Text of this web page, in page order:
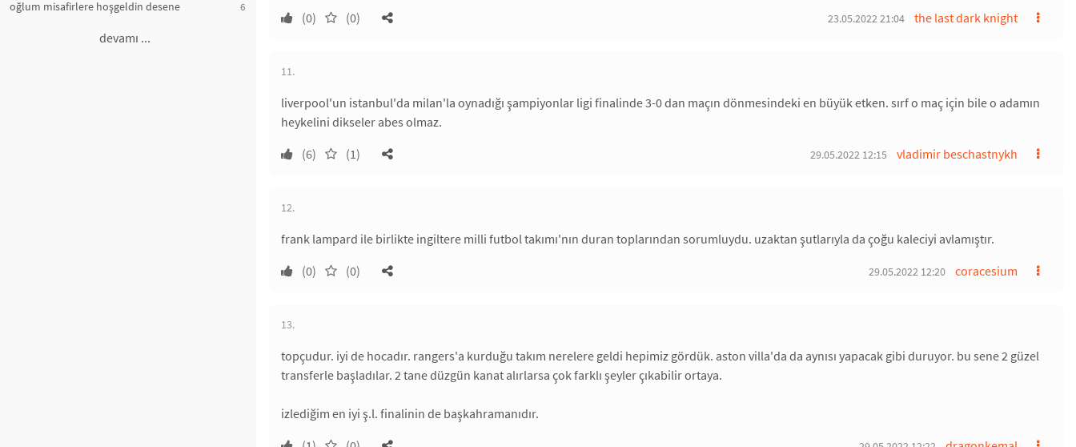
oğlum misafirlere hoşgeldin desene 6
devamı ...
(0)
(0) the last dark knight
23.05.2022 21:04
11.
liverpool'un istanbul'da milan'la oynadığı şampiyonlar ligi finalinde 3-0 dan maçın dönmesindeki en büyük etken. sırf o maç için bile o adamın
heykelini dikseler abes olmaz.
(6)
(1) vladimir beschastnykh
29.05.2022 12:15
12.
frank lampard ile birlikte ingiltere milli futbol takımı'nın duran toplarından sorumluydu. uzaktan şutlarıyla da çoğu kaleciyi avlamıştır.
(0)
(0) coracesium
29.05.2022 12:20
13.
topçudur. iyi de hocadır. rangers'a kurduğu takım nerelere geldi hepimiz gördük. aston villa'da da aynısı yapacak gibi duruyor. bu sene 2 güzel
transferle başladılar. 2 tane düzgün kanat alırlarsa çok farklı şeyler çıkabilir ortaya.
izlediğim en iyi ş.l. finalinin de başkahramanıdır.